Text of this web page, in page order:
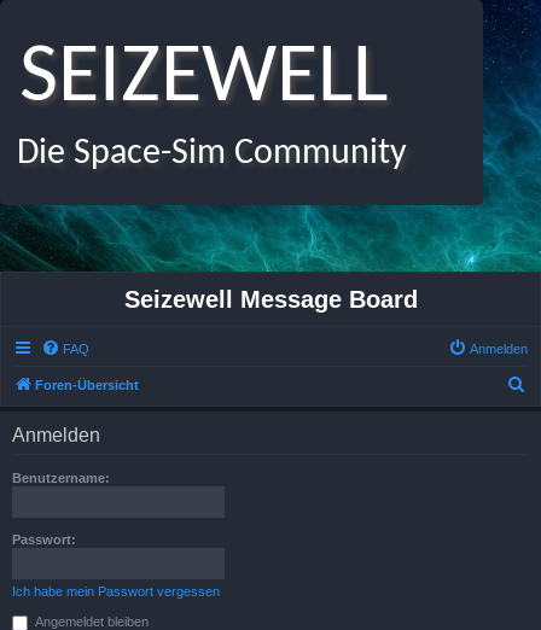
SEIZEWELL
Die Space-Sim Community
Seizewell Message Board
FAQ Anmelden
Foren-Übersicht
Anmelden
Benutzername:
Passwort:
Ich habe mein Passwort vergessen
Angemeldet bleiben